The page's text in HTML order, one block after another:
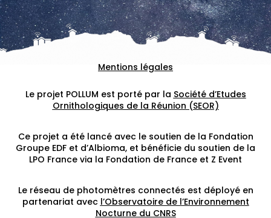
Mentions légales
Le projet POLLUM est porté par la Société d’Etudes
Ornithologiques de la Réunion (SEOR)
Ce projet a été lancé avec le soutien de la Fondation
Groupe EDF et d’Albioma, et bénéficie du soutien de la
LPO France via la Fondation de France et Z Event
Le réseau de photomètres connectés est déployé en
partenariat avec l’Observatoire de l’Environnement
Nocturne du CNRS